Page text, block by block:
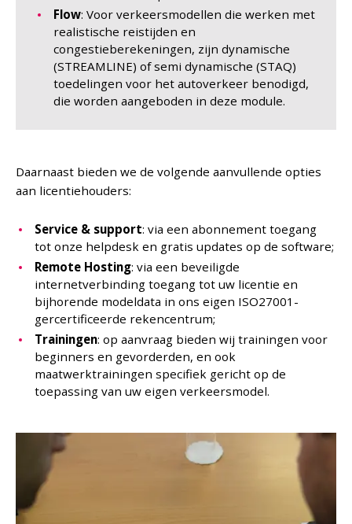
Flow: Voor verkeersmodellen die werken met
realistische reistijden en
congestieberekeningen, zijn dynamische
(STREAMLINE) of semi dynamische (STAQ)
toedelingen voor het autoverkeer benodigd,
die worden aangeboden in deze module.
Daarnaast bieden we de volgende aanvullende opties
aan licentiehouders:
Service & support: via een abonnement toegang
tot onze helpdesk en gratis updates op de software;
Remote Hosting: via een beveiligde
internetverbinding toegang tot uw licentie en
bijhorende modeldata in ons eigen ISO27001-
gercertificeerde rekencentrum;
Trainingen: op aanvraag bieden wij trainingen voor
beginners en gevorderden, en ook
maatwerktrainingen specifiek gericht op de
toepassing van uw eigen verkeersmodel.